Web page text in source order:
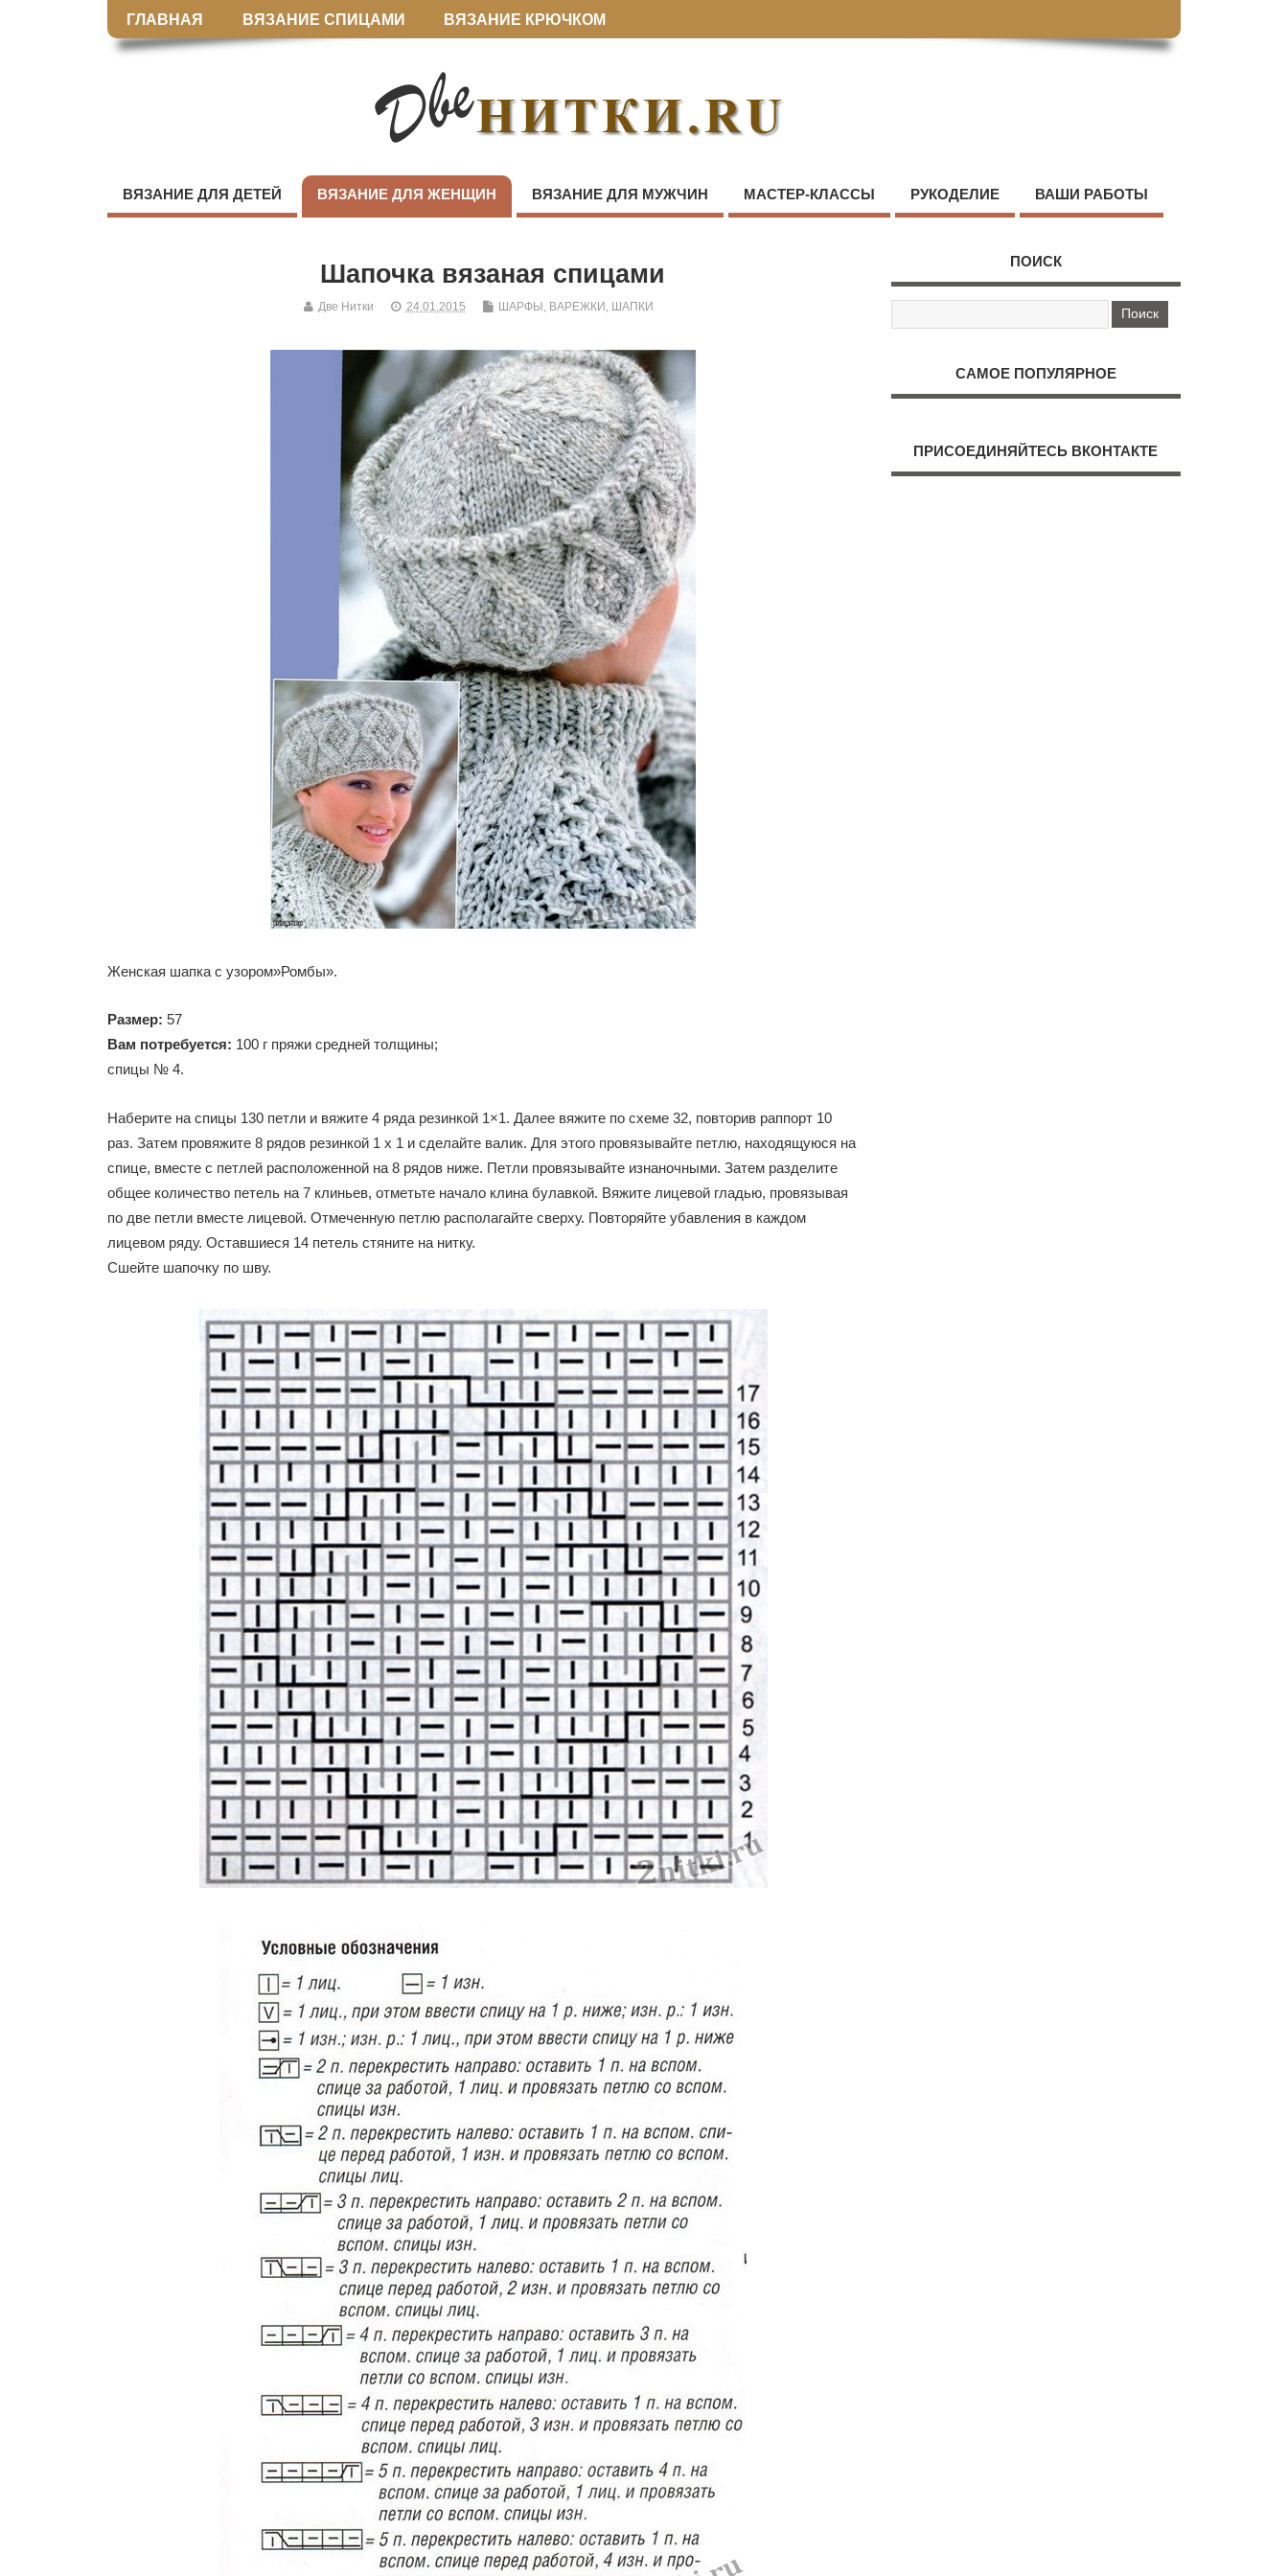
ГЛАВНАЯ ВЯЗАНИЕ СПИЦАМИ ВЯЗАНИЕ КРЮЧКОМ
ВЯЗАНИЕ ДЛЯ ДЕТЕЙ ВЯЗАНИЕ ДЛЯ ЖЕНЩИН ВЯЗАНИЕ ДЛЯ МУЖЧИН МАСТЕР-КЛАССЫ РУКОДЕЛИЕ ВАШИ РАБОТЫ
Шапочка вязаная спицами
Две Нитки 24.01.2015 ШАРФЫ, ВАРЕЖКИ, ШАПКИ
Женская шапка с узором»Ромбы».
Размер: 57
Вам потребуется: 100 г пряжи средней толщины;
спицы № 4.
Наберите на спицы 130 петли и вяжите 4 ряда резинкой 1×1. Далее вяжите по схеме 32, повторив раппорт 10
раз. Затем провяжите 8 рядов резинкой 1 х 1 и сделайте валик. Для этого провязывайте петлю, находящуюся на
спице, вместе с петлей расположенной на 8 рядов ниже. Петли провязывайте изнаночными. Затем разделите
общее количество петель на 7 клиньев, отметьте начало клина булавкой. Вяжите лицевой гладью, провязывая
по две петли вместе лицевой. Отмеченную петлю располагайте сверху. Повторяйте убавления в каждом
лицевом ряду. Оставшиеся 14 петель стяните на нитку.
Сшейте шапочку по шву.
ПОИСК
САМОЕ ПОПУЛЯРНОЕ
ПРИСОЕДИНЯЙТЕСЬ ВКОНТАКТЕ